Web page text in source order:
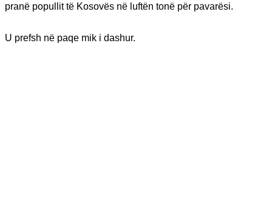
pranë popullit të Kosovës në luftën tonë për pavarësi.
U prefsh në paqe mik i dashur.